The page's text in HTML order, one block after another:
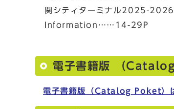
関シティターミナル2025-
Information……14-29P
電子書籍版 （
電子書籍版（Catalog Poket）